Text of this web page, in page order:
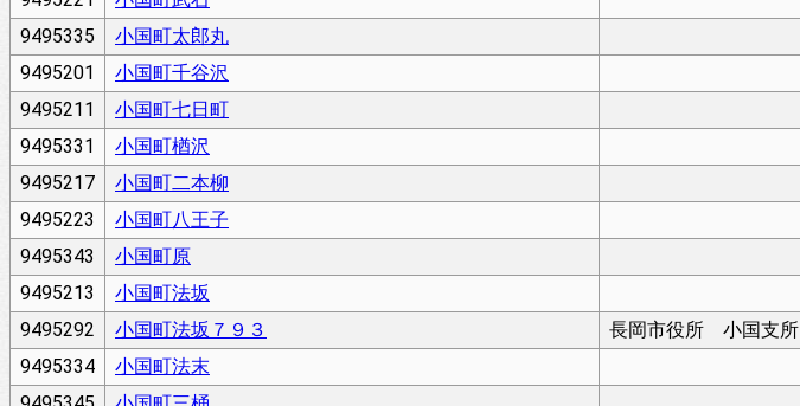
9495335
小国町太郎丸
9495201
小国町千谷沢
9495211
小国町七日町
9495331
小国町楢沢
9495217
小国町二本柳
9495223
小国町八王子
9495343
小国町原
9495213
小国町法坂
9495292
小国町法坂７９３ 長岡市役所 小国支所
9495334
小国町法末